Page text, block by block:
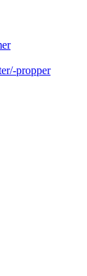
propper